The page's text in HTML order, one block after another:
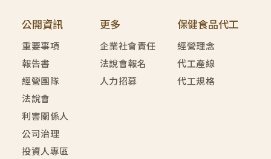
公開資訊
重要事項
報告書
經營團隊
法說會
利害關係人
公司治理
投資人專區
更多
企業社會責任
法說會報名
人力招募
保健食品代工
經營理念
代工產線
代工規格